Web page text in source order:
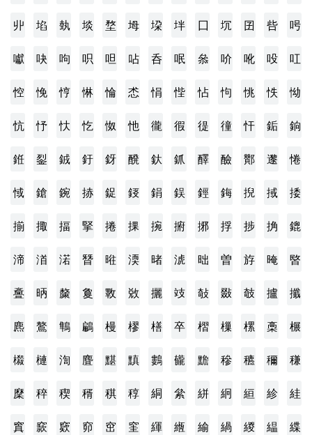
丱 埳 埶 埮 堥 坶 垜 坢 囗 坈 囝 呰 呺
囐 吷 呴 呮 呾 呫 呑 呡 叅 吤 吪 吺 叿
悾 悗 悙 惏 惀 怸 悁 悂 怗 怐 恌 怢 怮
忼 忬 忕 忔 怓 忚 徿 徦 徥 徸 忓 銗 銄
銋 銐 銊 釪 釾 醗 釱 釽 醳 醶 酇 邌 惓
惐 鎗 鋺 捇 鋜 鋄 鋗 鋘 鋞 鋂 掜 掝 捼
揃 掫 揊 掔 捲 捰 捥 捬 捓 捊 捗 捔 鎞
渧 渞 渃 朁 暀 渜 暏 淲 昢 曽 斿 晻 暋
斖 昞 斄 敻 斁 敚 攦 攱 敧 敠 攲 攎 攕
麃 鷔 鶽 鶣 槾 樛 橏 卒 槢 樔 樏 槀 榐
榝 槤 渹 麆 黮 黰 鷜 龓 黵 穇 穮 穪 稴
穈 稡 稧 稰 稘 稕 絧 絫 絣 絅 絙 紾 絓
窴 窾 窽 窌 窋 窐 緷 緪 緰 緺 緵 緼 緤